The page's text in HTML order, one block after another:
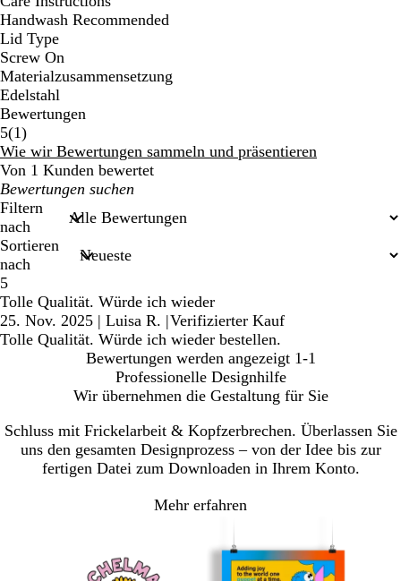
Handwash Recommended
Lid Type
Screw On
Materialzusammensetzung
Edelstahl
Bewertungen
5(11
Bewertungen
)
Wie wir Bewertungen sammeln und präsentieren
Von 1 Kunden bewertet
Meine
Sucheingaben
Filtern
nach
Sortieren
nach
5
Tolle Qualität. Würde ich wieder
25. Nov. 2025 | Luisa R. |Verifizierter Kauf
Tolle Qualität. Würde ich wieder bestellen.
Bewertungen werden angezeigt 1-1
Professionelle Designhilfe
Wir übernehmen die Gestaltung für Sie
Schluss mit Frickelarbeit & Kopfzerbrechen. Überlassen Sie
uns den gesamten Designprozess – von der Idee bis zur
fertigen Datei zum Downloaden in Ihrem Konto.
Mehr erfahren